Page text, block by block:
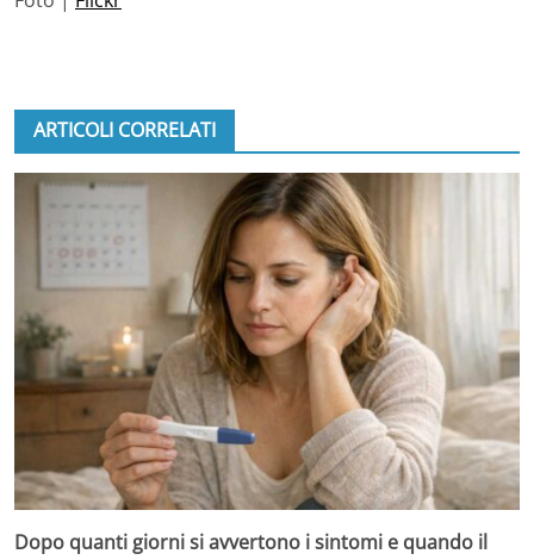
ARTICOLI CORRELATI
Dopo quanti giorni si avvertono i sintomi e quando il